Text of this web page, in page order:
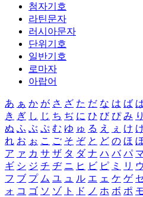
첨자기호
라틴문자
러시아문자
단위기호
일반기호
로마자
아랍어
あ ぁ か が さ ざ た だ な は ば
き ぎ し じ ち ぢ に ひ び ぴ み り
ぬ ふ ぶ ぷ む ゆ ゅ る え ぇ け
れ お ぉ こ ご そ ぞ と ど の ほ
ア ァ カ サ ザ タ ダ ナ ハ バ パ
ギ シ ジ チ ヂ ニ ヒ ビ ピ ミ リ ウ
フ ブ プ ム ユ ュ ル エ ェ ケ ゲ
ォ コ ゴ ソ ゾ ト ド ノ ホ ボ ポ